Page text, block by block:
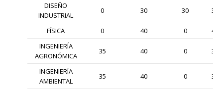
DISEÑO
INDUSTRIAL
0 30 30 30
FÍSICA 0 40 0
40
INGENIERÍA
AGRONÓMICA
35 40 0 35
INGENIERÍA
AMBIENTAL
35 40 0 35